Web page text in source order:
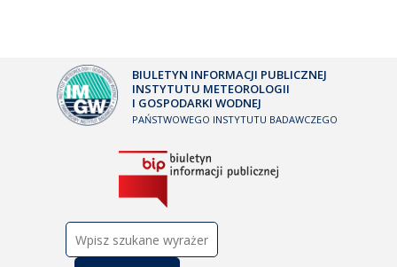
BIULETYN INFORMACJI PUBLICZNEJ
INSTYTUTU METEOROLOGII
I GOSPODARKI WODNEJ
PAŃSTWOWEGO INSTYTUTU BADAWCZEGO